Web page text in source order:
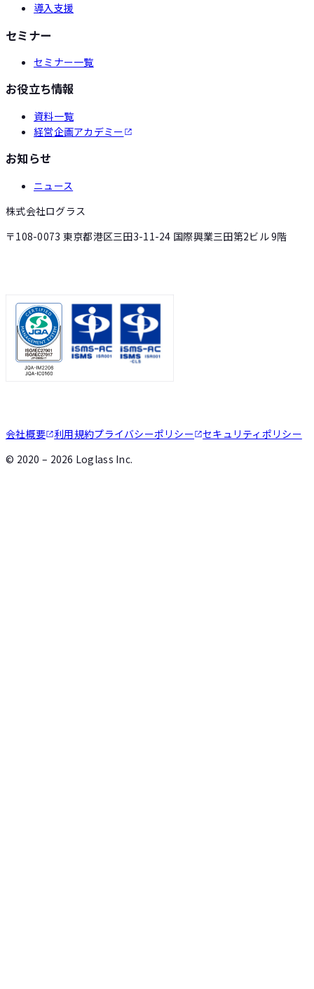
導入支援
セミナー
セミナー一覧
お役立ち情報
資料一覧
経営企画アカデミー
お知らせ
ニュース
株式会社ログラス
〒108-0073 東京都港区三田3-11-24 国際興業三田第2ビル 9階
会社概要 利用規約プライバシーポリシー
セキュリティポリシー
© 2020 – 2026 Loglass Inc.